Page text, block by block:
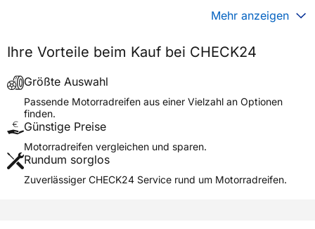
Verwendung
Sommerreifen
Modellname
Reifenposition
Motorradtyp
Weitere Eigenschaften
Schlauchtyp
TT
Mehr anzeigen
Ihre Vorteile beim Kauf bei CHECK24
Größte Auswahl
Passende Motorradreifen aus einer Vielzahl an Optionen
finden.
Günstige Preise
Motorradreifen vergleichen und sparen.
Rundum sorglos
Zuverlässiger CHECK24 Service rund um Motorradreifen.